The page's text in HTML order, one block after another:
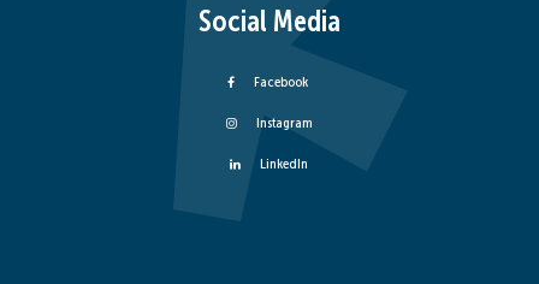
Social Media
Facebook
Instagram
LinkedIn